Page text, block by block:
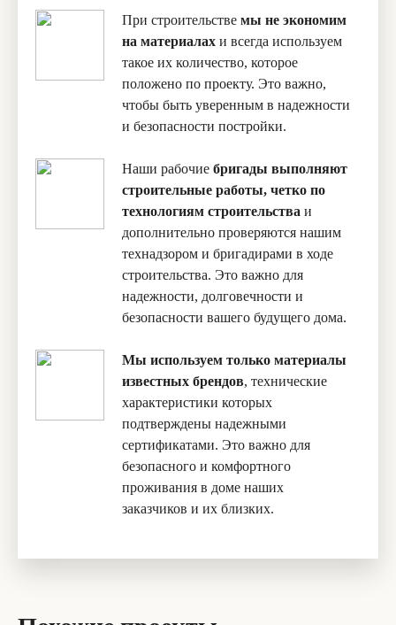
При строительстве мы не экономим
на материалах и всегда используем
такое их количество, которое
положено по проекту. Это важно,
чтобы быть уверенным в надежности
и безопасности постройки.
Наши рабочие бригады выполняют
строительные работы, четко по
технологиям строительства и
дополнительно проверяются нашим
технадзором и бригадирами в ходе
строительства. Это важно для
надежности, долговечности и
безопасности вашего будущего дома.
Мы используем только материалы
известных брендов, технические
характеристики которых
подтверждены надежными
сертификатами. Это важно для
безопасного и комфортного
проживания в доме наших
заказчиков и их близких.